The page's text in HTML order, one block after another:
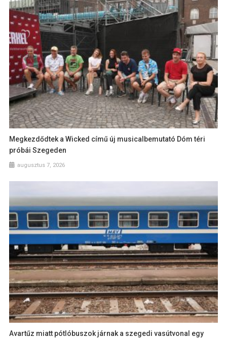
Megkezdődtek a Wicked című új musicalbemutató Dóm téri
próbái Szegeden
augusztus 7, 2026
Avartűz miatt pótlóbuszok járnak a szegedi vasútvonal egy